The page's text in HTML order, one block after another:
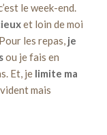
le week-end.
et loin de moi
les repas, je
ou je fais en
Et, je limite ma
mais